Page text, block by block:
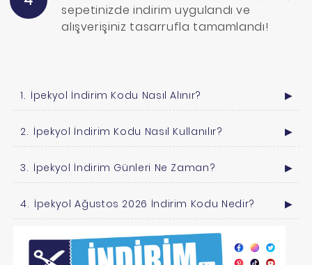
sepetinizde indirim uygulandı ve
alışverişiniz tasarrufla tamamlandı!
İpekyol İndirim Kodu Nasıl Alınır? ▶
İpekyol İndirim Kodu Nasıl Kullanılır? ▶
İpekyol İndirim Günleri Ne Zaman? ▶
İpekyol Ağustos 2026 İndirim Kodu Nedir? ▶